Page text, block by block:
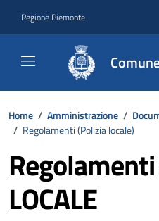
Regione Piemonte
Home / Amministrazione /
/ Regolamenti (Polizia locale)
LOCALE